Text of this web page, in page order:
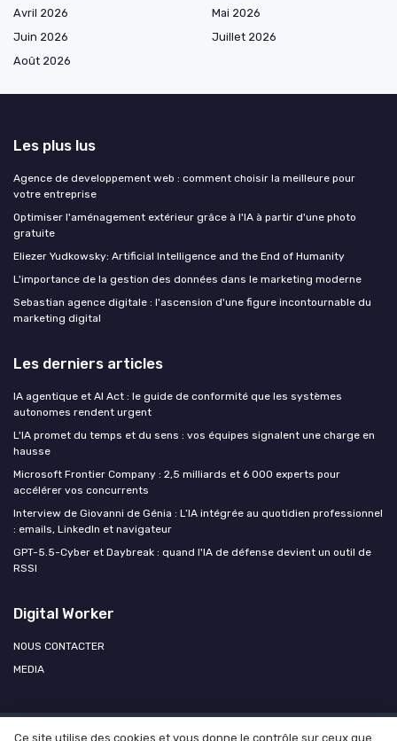
Avril 2026
Mai 2026
Juin 2026
Juillet 2026
Août 2026
Les plus lus
Agence de developpement web : comment choisir la meilleure pour
votre entreprise
Optimiser l'aménagement extérieur grâce à l'IA à partir d'une photo
gratuite
Eliezer Yudkowsky: Artificial Intelligence and the End of Humanity
L'importance de la gestion des données dans le marketing moderne
Sebastian agence digitale : l'ascension d'une figure incontournable du
marketing digital
Les derniers articles
IA agentique et AI Act : le guide de conformité que les systèmes
autonomes rendent urgent
L'IA promet du temps et du sens : vos équipes signalent une charge en
hausse
Microsoft Frontier Company : 2,5 milliards et 6 000 experts pour
accélérer vos concurrents
Interview de Giovanni de Génia : L’IA intégrée au quotidien professionnel
: emails, LinkedIn et navigateur
GPT-5.5-Cyber et Daybreak : quand l'IA de défense devient un outil de
RSSI
Digital Worker
NOUS CONTACTER
MEDIA
Ce site utilise des cookies et vous donne le contrôle sur ceux que